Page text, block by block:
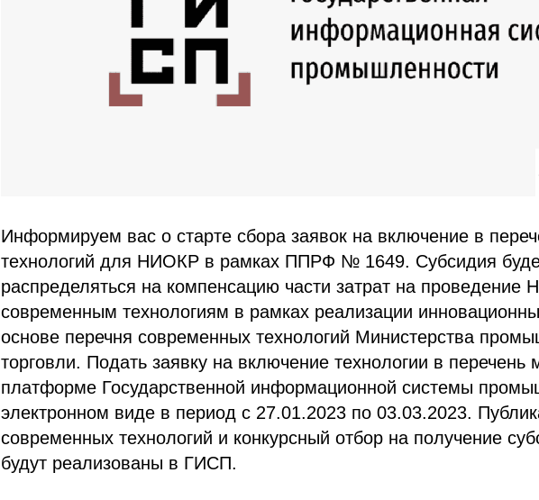
Информируем вас о старте сбора заявок на включение в
технологий для НИОКР в рамках ППРФ № 1649. Субсидия
распределяться на компенсацию части затрат на проведение
современным технологиям в рамках реализации
основе перечня современных технологий Министерства
торговли. Подать заявку на включение технологии в перечень
платформе Государственной информационной системы
электронном виде в период с 27.01.2023 по 03.03.2023.
современных технологий и конкурсный отбор на получение
будут реализованы в ГИСП.